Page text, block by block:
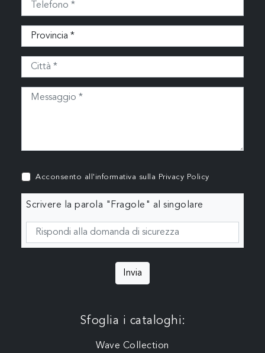
Acconsento all'informativa sulla Privacy Policy
Scrivere la parola "Fragole" al singolare
Invia
Sfoglia i cataloghi:
Wave Collection